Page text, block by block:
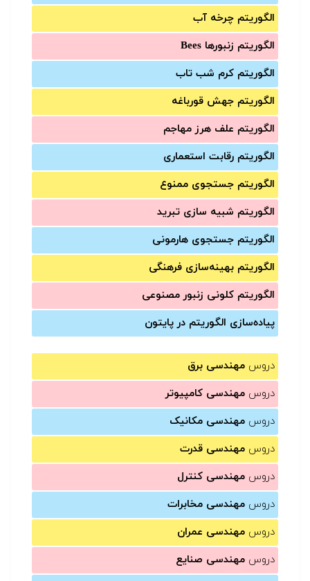
الگوریتم چرخه آب
الگوریتم زنبورها Bees
الگوریتم کرم شب تاب
الگوریتم جهش قورباغه
الگوریتم علف هرز مهاجم
الگوریتم رقابت استعماری
الگوریتم جستجوی ممنوع
الگوریتم شبیه سازی تبرید
الگوریتم جستجوی هارمونی
الگوریتم بهینه‌سازی فرهنگی
الگوریتم کلونی زنبور مصنوعی
پیاده‌سازی الگوریتم در پایتون
دروس مهندسی برق
دروس مهندسی کامپیوتر
دروس مهندسی مکانیک
دروس مهندسی قدرت
دروس مهندسی کنترل
دروس مهندسی مخابرات
دروس مهندسی عمران
دروس مهندسی صنایع